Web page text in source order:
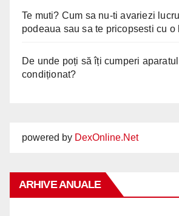
Te muti? Cum sa nu-ti avariezi
podeaua sau sa te pricopsesti cu o
De unde poți să îți cumperi
condiționat?
powered by DexOnline.Net
ARHIVE ANUALE